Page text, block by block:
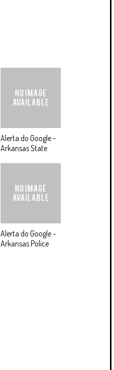
Alerta do Google -
Arkansas State
Alerta do Google -
Arkansas Police